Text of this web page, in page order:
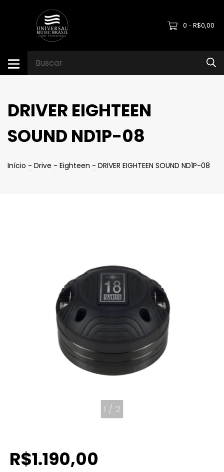
0 - R$0,00
DRIVER EIGHTEEN
SOUND ND1P-08
Início - Drive - Eighteen - DRIVER EIGHTEEN SOUND ND1P-08
1 / 2
R$1.190,00